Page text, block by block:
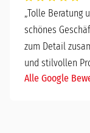
„Tolle Beratung
schönes
zum Detail
und stilvollen
Alle Google